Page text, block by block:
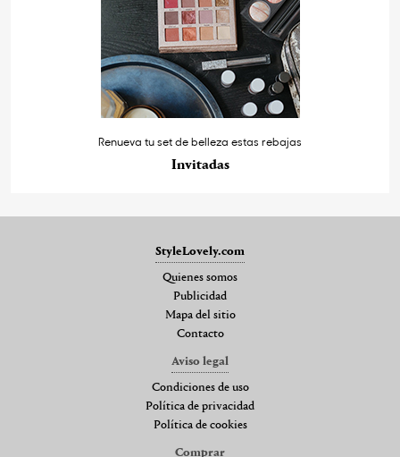
Renueva tu set de belleza estas rebajas
Invitadas
StyleLovely.com
Quienes somos
Publicidad
Mapa del sitio
Contacto
Aviso legal
Condiciones de uso
Política de privacidad
Política de cookies
Comprar